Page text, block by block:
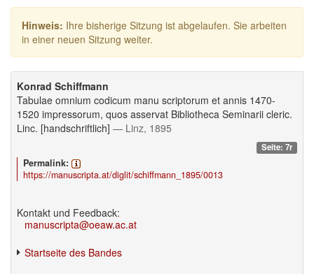
Hinweis: Ihre bisherige Sitzung ist abgelaufen. Sie arbeiten
in einer neuen Sitzung weiter.
Konrad Schiffmann
Tabulae omnium codicum manu scriptorum et annis 1470-
1520 impressorum, quos asservat Bibliotheca Seminarii cleric.
Linc. [handschriftlich] — Linz, 1895
Seite: 7r
Permalink:
https://manuscripta.at/diglit/schiffmann_1895/0013
Kontakt und Feedback:
manuscripta@oeaw.ac.at
Startseite des Bandes